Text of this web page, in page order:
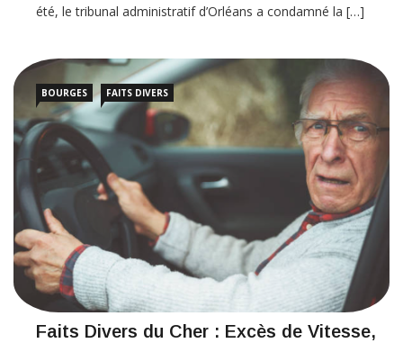
été, le tribunal administratif d’Orléans a condamné la […]
BOURGES FAITS DIVERS
Faits Divers du Cher : Excès de Vitesse,